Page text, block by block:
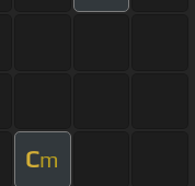
Cm